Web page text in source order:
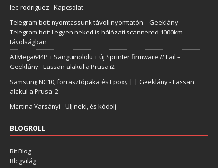
lee rodriguez -Kapcsolat
Telegram bot: nyomtassunk távoli nyomtatón – Geeklány-
Telegram bot: Legyen neked is hálózati scannered 1000km
távolságban
ATMega644P + Sanguinololu + új Sprinter firmware // Fail –
Geeklány-Lassan alakul a Prusa i2
Samsung NC10, forrasztópáka és Epoxy | | Geeklány-Lassan
alakul a Prusa i2
Martina Varsányi -Ülj neki, és kódolj
BLOGROLL
Bit Blog
Blogvilág